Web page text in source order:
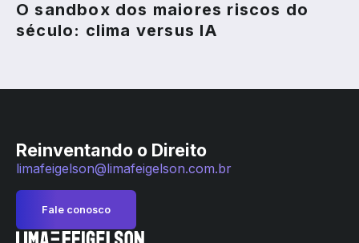
O sandbox dos maiores riscos do
século: clima versus IA
Reinventando o Direito
limafeigelson@limafeigelson.com.br
Fale conosco